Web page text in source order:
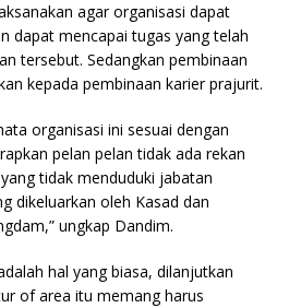
agar organisasi dapat
dapat mencapai tugas yang telah
tersebut. Sedangkan pembinaan
kepada pembinaan karier prajurit.
organisasi ini sesuai dengan
pelan pelan tidak ada rekan
tidak menduduki jabatan
dikeluarkan oleh Kasad dan
ungkap Dandim.
hal yang biasa, dilanjutkan
of area itu memang harus